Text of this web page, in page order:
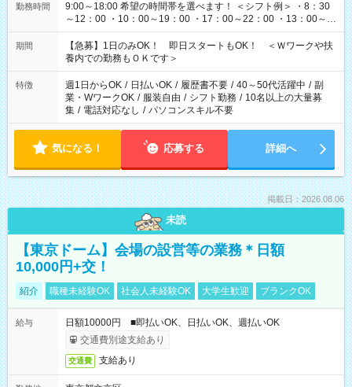
勤務時間
9:00～18:00 希望の時間帯を選べます！ ＜シフト例＞ ・8：30
～12：00 ・10：00～19：00 ・17：00～22：00 ・13：00～
22：00 ・22：00～翌6：00 など
期間
【急募】1日のみOK！ 即日スタートもOK！ ＜Ｗワークや扶
養内での勤務もＯＫです＞
特徴 週1日からOK / 日払いOK / 履歴書不要 / 40～50代活躍中 / 副
業・WワークOK / 服装自由 / シフト勤務 / 10名以上の大量募
集 / 電話対応なし / パソコンスキル不要
気になる！ 応募する 詳細へ
掲載日：2026.08.06
未読
【東京ドーム】会場の設営等の業務＊日額
10,000円+交！
紹介 職種未経験OK 社会人未経験OK 大学生歓迎 ブランクOK
給与
日額10000円 ■即払いOK、日払いOK、週払いOK
交通費別途支給あり
交通費 支給あり